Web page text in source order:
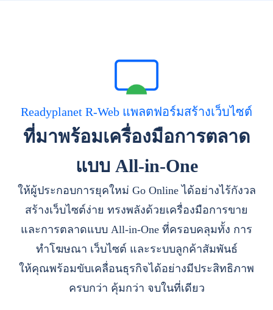
Readyplanet R-Web แพลตฟอร์มสร้างเว็บไซต์
ที่มาพร้อมเครื่องมือการตลาด
แบบ All-in-One
ให้ผู้ประกอบการยุคใหม่ Go Online ได้อย่างไร้กังวล
สร้างเว็บไซต์ง่าย ทรงพลังด้วยเครื่องมือการขาย
และการตลาดแบบ All-in-One ที่ครอบคลุมทั้ง การ
ทำโฆษณา เว็บไซต์ และระบบลูกค้าสัมพันธ์
ให้คุณพร้อมขับเคลื่อนธุรกิจได้อย่างมีประสิทธิภาพ
ครบกว่า คุ้มกว่า จบในที่เดียว